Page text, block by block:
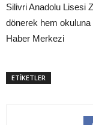
Silivri Anadolu Lisesi
dönerek hem
Haber Merkezi
ETİKETLER